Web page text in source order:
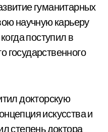
гуманитарных
научную карьеру
поступил в
государственного
докторскую
искусства и
степень доктора